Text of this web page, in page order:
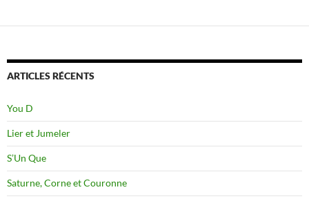
ARTICLES RÉCENTS
You D
Lier et Jumeler
S’Un Que
Saturne, Corne et Couronne